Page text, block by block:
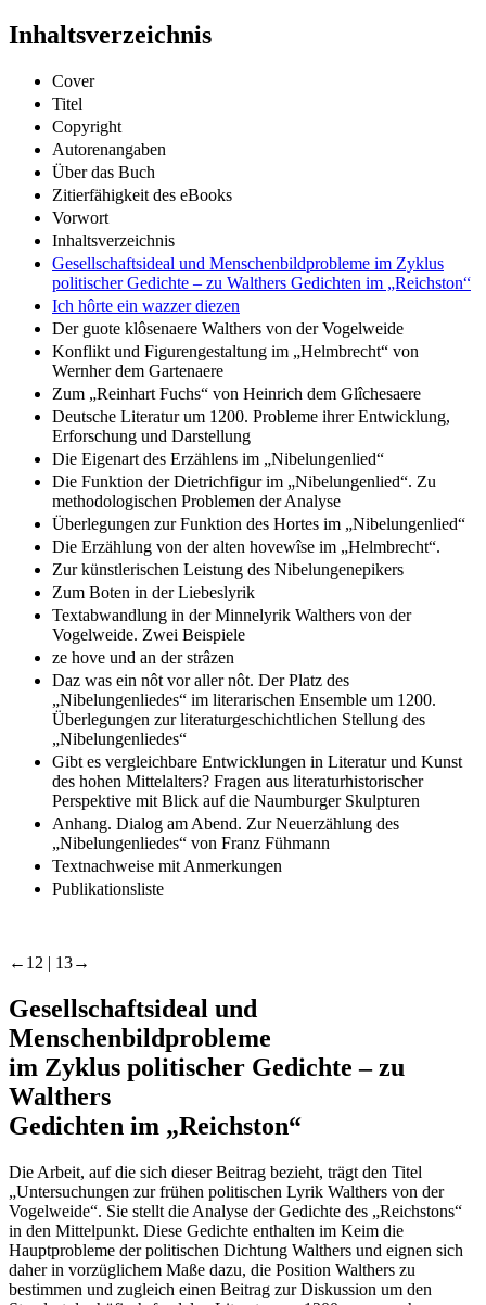
Inhaltsverzeichnis
Cover
Titel
Copyright
Autorenangaben
Über das Buch
Zitierfähigkeit des eBooks
Vorwort
Inhaltsverzeichnis
Gesellschaftsideal und Menschenbildprobleme im Zyklus
politischer Gedichte – zu Walthers Gedichten im „Reichston“
Ich hôrte ein wazzer diezen
Der guote klôsenaere Walthers von der Vogelweide
Konflikt und Figurengestaltung im „Helmbrecht“ von
Wernher dem Gartenaere
Zum „Reinhart Fuchs“ von Heinrich dem Glîchesaere
Deutsche Literatur um 1200. Probleme ihrer Entwicklung,
Erforschung und Darstellung
Die Eigenart des Erzählens im „Nibelungenlied“
Die Funktion der Dietrichfigur im „Nibelungenlied“. Zu
methodologischen Problemen der Analyse
Überlegungen zur Funktion des Hortes im „Nibelungenlied“
Die Erzählung von der alten hovewîse im „Helmbrecht“.
Zur künstlerischen Leistung des Nibelungenepikers
Zum Boten in der Liebeslyrik
Textabwandlung in der Minnelyrik Walthers von der
Vogelweide. Zwei Beispiele
ze hove und an der strâzen
Daz was ein nôt vor aller nôt. Der Platz des
„Nibelungenliedes“ im literarischen Ensemble um 1200.
Überlegungen zur literaturgeschichtlichen Stellung des
„Nibelungenliedes“
Gibt es vergleichbare Entwicklungen in Literatur und Kunst
des hohen Mittelalters? Fragen aus literaturhistorischer
Perspektive mit Blick auf die Naumburger Skulpturen
Anhang. Dialog am Abend. Zur Neuerzählung des
„Nibelungenliedes“ von Franz Fühmann
Textnachweise mit Anmerkungen
Publikationsliste
←12 | 13→
Gesellschaftsideal und
Menschenbildprobleme
im Zyklus politischer Gedichte – zu
Walthers
Gedichten im „Reichston“
Die Arbeit, auf die sich dieser Beitrag bezieht, trägt den Titel
„Untersuchungen zur frühen politischen Lyrik Walthers von der
Vogelweide“. Sie stellt die Analyse der Gedichte des „Reichstons“
in den Mittelpunkt. Diese Gedichte enthalten im Keim die
Hauptprobleme der politischen Dichtung Walthers und eignen sich
daher in vorzüglichem Maße dazu, die Position Walthers zu
bestimmen und zugleich einen Beitrag zur Diskussion um den